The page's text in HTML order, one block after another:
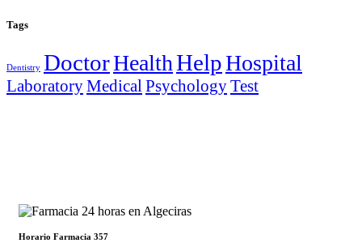
Tags
Dentistry DoctorHealthHelpHospital
LaboratoryMedicalPsychologyTest
Horario Farmacia 357